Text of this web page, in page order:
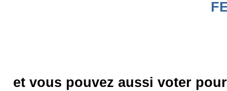
et vous pouvez aussi voter